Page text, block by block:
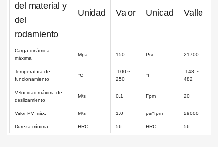
del material y
del
rodamiento
Unidad Valor Unidad Valle
Carga dinámica
máxima
Mpa 150 Psi 21700
Temperatura de
funcionamiento
°C
-100 ~
250
°F
-148 ~
482
Velocidad máxima de
deslizamiento
M/s 0.1 Fpm 20
Valor PV máx. M/s 1.0 psi*fpm 29000
Dureza mínima HRC 56 HRC 56